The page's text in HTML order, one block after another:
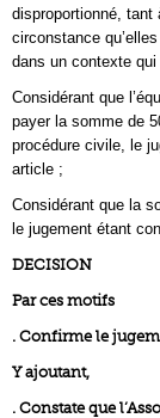
disproportionné, tant
circonstance
dans un contexte
Considérant que
payer la somme de
procédure civile, le
article ;
Considérant que la
le jugement étant
DECISION
Par ces motifs
. Confirme le
Y ajoutant,
. Constate que